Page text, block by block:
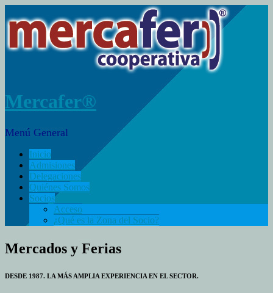
Mercafer®
Menú General
Inicio
Admisiones
Delegaciones
Quiénes Somos
Socios
Acceso
¿Qué es la Zona del Socio?
Mercados y Ferias
DESDE 1987. LA MÁS AMPLIA EXPERIENCIA EN EL SECTOR.